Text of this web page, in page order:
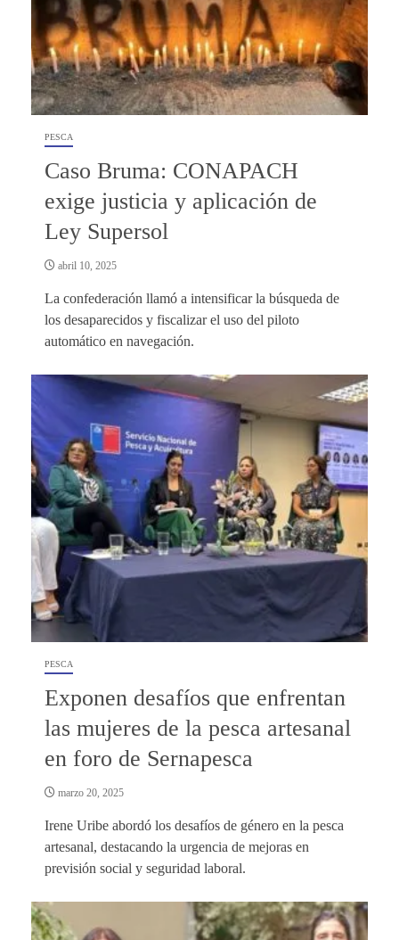
PESCA
Caso Bruma: CONAPACH
exige justicia y aplicación de
Ley Supersol
abril 10, 2025
La confederación llamó a intensificar la búsqueda de
los desaparecidos y fiscalizar el uso del piloto
automático en navegación.
PESCA
Exponen desafíos que enfrentan
las mujeres de la pesca artesanal
en foro de Sernapesca
marzo 20, 2025
Irene Uribe abordó los desafíos de género en la pesca
artesanal, destacando la urgencia de mejoras en
previsión social y seguridad laboral.